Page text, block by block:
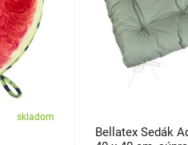
skladom
Bellatex Sedák